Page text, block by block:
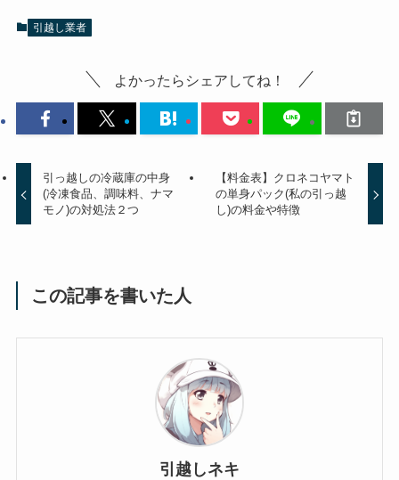
引越し業者
よかったらシェアしてね！
引っ越しの冷蔵庫の中身
(冷凍食品、調味料、ナマ
モノ)の対処法２つ
【料金表】クロネコヤマト
の単身パック(私の引っ越
し)の料金や特徴
この記事を書いた人
引越しネキ